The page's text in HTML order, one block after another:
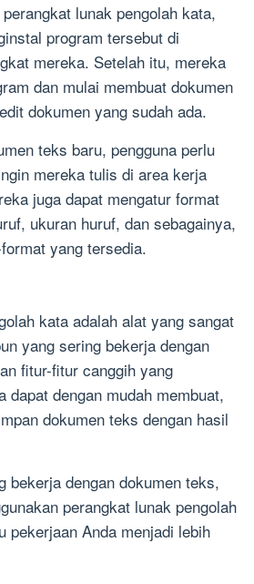
lunak pengolah kata,
program tersebut di
mereka. Setelah itu, mereka
dan mulai membuat dokumen
dokumen yang sudah ada.
teks baru, pengguna perlu
mereka tulis di area kerja
juga dapat mengatur format
ukuran huruf, dan sebagainya,
yang tersedia.
kata adalah alat yang sangat
yang sering bekerja dengan
fitur-fitur canggih yang
dapat dengan mudah membuat,
dokumen teks dengan hasil
bekerja dengan dokumen teks,
perangkat lunak pengolah
pekerjaan Anda menjadi lebih